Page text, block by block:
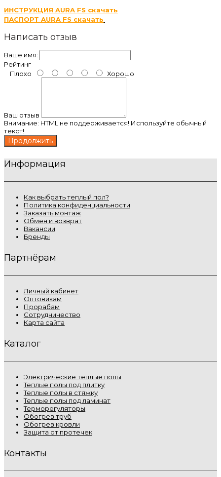
ИНСТРУКЦИЯ AURA FS скачать
ПАСПОРТ AURA FS скачать
Написать отзыв
Ваше имя:
Рейтинг
Плохо
Хорошо
Ваш отзыв
Внимание: HTML не поддерживается! Используйте обычный
текст!
Продолжить
Информация
Как выбрать теплый пол?
Политика конфиденциальности
Заказать монтаж
Обмен и возврат
Вакансии
Бренды
Партнёрам
Личный кабинет
Оптовикам
Прорабам
Сотрудничество
Карта сайта
Каталог
Электрические теплые полы
Теплые полы под плитку
Теплые полы в стяжку
Теплые полы под ламинат
Терморегуляторы
Обогрев труб
Обогрев кровли
Защита от протечек
Контакты